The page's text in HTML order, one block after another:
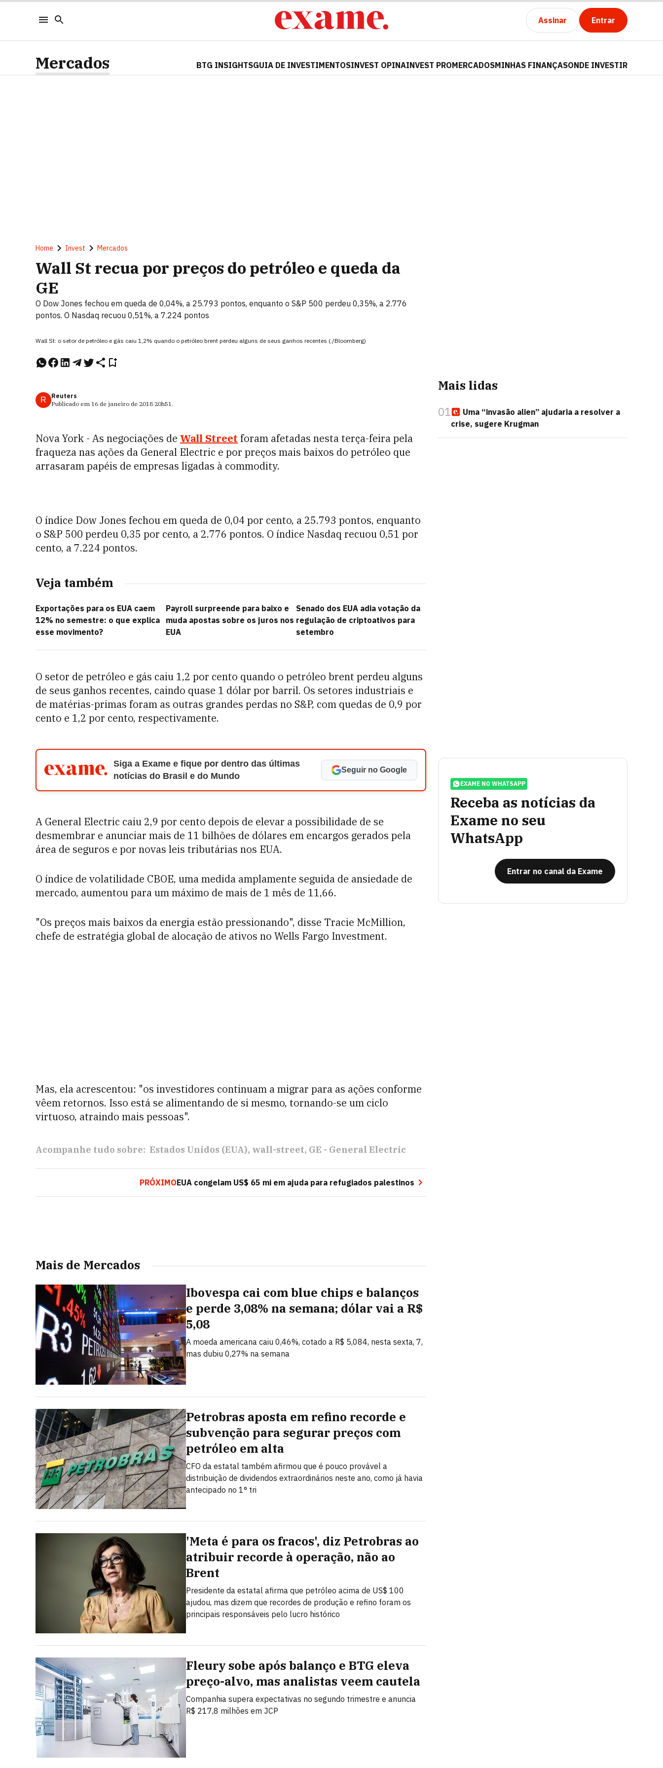
Assinar Entrar
Mercados BTG INSIGHTSGUIA DE INVESTIMENTOSINVEST OPINAINVEST PROMERCADOSMINHAS FINANÇASONDE INVESTIR
Home Invest Mercados
Wall St recua por preços do petróleo e queda da
GE
O Dow Jones fechou em queda de 0,04%, a 25.793 pontos, enquanto o S&P 500 perdeu 0,35%, a 2.776
pontos. O Nasdaq recuou 0,51%, a 7.224 pontos
Wall St: o setor de petróleo e gás caiu 1,2% quando o petróleo brent perdeu alguns de seus ganhos recentes (./Bloomberg)
R
Reuters
Publicado em 16 de janeiro de 2018 20h51.
Nova York - As negociações de Wall Street foram afetadas nesta terça-feira pela
fraqueza nas ações da General Electric e por preços mais baixos do petróleo que
arrasaram papéis de empresas ligadas à commodity.
O índice Dow Jones fechou em queda de 0,04 por cento, a 25.793 pontos, enquanto
o S&P 500 perdeu 0,35 por cento, a 2.776 pontos. O índice Nasdaq recuou 0,51 por
cento, a 7.224 pontos.
Veja também
Exportações para os EUA caem
12% no semestre: o que explica
esse movimento?
Payroll surpreende para baixo e
muda apostas sobre os juros nos
EUA
Senado dos EUA adia votação da
regulação de criptoativos para
setembro
O setor de petróleo e gás caiu 1,2 por cento quando o petróleo brent perdeu alguns
de seus ganhos recentes, caindo quase 1 dólar por barril. Os setores industriais e
de matérias-primas foram as outras grandes perdas no S&P, com quedas de 0,9 por
cento e 1,2 por cento, respectivamente.
Siga a Exame e fique por dentro das últimas
notícias do Brasil e do Mundo
Seguir no Google
A General Electric caiu 2,9 por cento depois de elevar a possibilidade de se
desmembrar e anunciar mais de 11 bilhões de dólares em encargos gerados pela
área de seguros e por novas leis tributárias nos EUA.
O índice de volatilidade CBOE, uma medida amplamente seguida de ansiedade de
mercado, aumentou para um máximo de mais de 1 mês de 11,66.
"Os preços mais baixos da energia estão pressionando", disse Tracie McMillion,
chefe de estratégia global de alocação de ativos no Wells Fargo Investment.
Mas, ela acrescentou: "os investidores continuam a migrar para as ações conforme
vêem retornos. Isso está se alimentando de si mesmo, tornando-se um ciclo
virtuoso, atraindo mais pessoas".
Acompanhe tudo sobre: Estados Unidos (EUA) wall-street GE - General Electric
PRÓXIMOEUA congelam US$ 65 mi em ajuda para refugiados palestinos
Mais de Mercados
Ibovespa cai com blue chips e balanços
e perde 3,08% na semana; dólar vai a R$
5,08
A moeda americana caiu 0,46%, cotado a R$ 5,084, nesta sexta, 7,
mas dubiu 0,27% na semana
Petrobras aposta em refino recorde e
subvenção para segurar preços com
petróleo em alta
CFO da estatal também afirmou que é pouco provável a
distribuição de dividendos extraordinários neste ano, como já havia
antecipado no 1° tri
'Meta é para os fracos', diz Petrobras ao
atribuir recorde à operação, não ao
Brent
Presidente da estatal afirma que petróleo acima de US$ 100
ajudou, mas dizem que recordes de produção e refino foram os
principais responsáveis pelo lucro histórico
Fleury sobe após balanço e BTG eleva
preço-alvo, mas analistas veem cautela
Companhia supera expectativas no segundo trimestre e anuncia
R$ 217,8 milhões em JCP
Mais lidas
01
Uma “invasão alien” ajudaria a resolver a
crise, sugere Krugman
EXAME NO WHATSAPP
Receba as notícias da
Exame no seu
WhatsApp
Entrar no canal da Exame